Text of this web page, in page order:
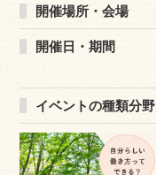
開催場所・会場
開催日・期間
イベントの種類分野